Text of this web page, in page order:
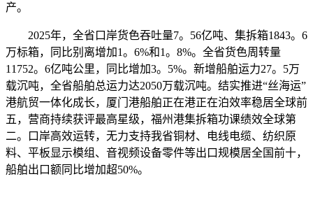
产。
2025年，全省口岸货色吞吐量7。56亿吨、集拆箱1843。6
万标箱，同比别离增加1。6%和1。8%。全省货色周转量
11752。6亿吨公里，同比增加3。5%。新增船舶运力27。5万
载沉吨，全省船舶总运力达2050万载沉吨。结实推进“丝海运”
港航贸一体化成长，厦门港船舶正在港正在泊效率稳居全球前
五，营商持续获评最高星级，福州港集拆箱功课绩效全球第
二。口岸高效运转，无力支持我省铜材、电线电缆、纺织原
料、平板显示模组、音视频设备零件等出口规模居全国前十，
船舶出口额同比增加超50%。